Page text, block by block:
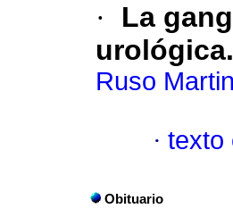
·
La
Ruso
· texto
Obituario